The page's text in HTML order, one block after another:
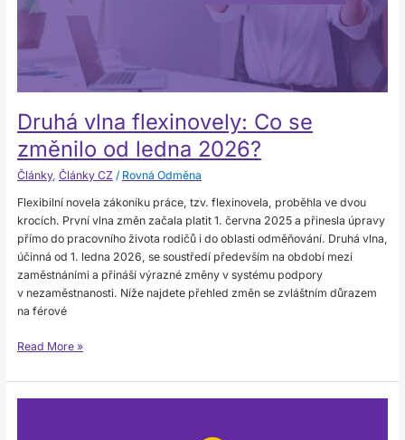
Druhá vlna flexinovely: Co se
změnilo od ledna 2026?
Články, Články CZ / Rovná Odměna
Flexibilní novela zákoníku práce, tzv. flexinovela, proběhla ve dvou
krocích. První vlna změn začala platit 1. června 2025 a přinesla úpravy
přímo do pracovního života rodičů i do oblasti odměňování. Druhá vlna,
účinná od 1. ledna 2026, se soustředí především na období mezi
zaměstnáními a přináší výrazné změny v systému podpory
v nezaměstnanosti. Níže najdete přehled změn se zvláštním důrazem
na férové
ledna
Read More »